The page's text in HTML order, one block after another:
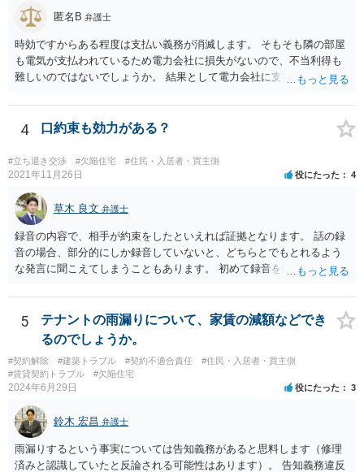
匿名B 弁護士
時効ですからある程度は支払い義務が消滅します。 そもそも隣の部屋
も電気が支払われているため電力会社に損失がないので、不当利得も
難しいのではないでしょうか。 結果として電力会社に支払拒絶をする
4 口約束も効力がある？
#立ち退き交渉 #欠陥住宅 #住民・入居者・買主側
2021年11月26日 役にたった 4
草木 良文 弁護士
録音の内容で、相手が約束をしたといえれば証拠となります。 話の録
音の場合、部分的にしか録音していないと、どちらとでもとれるよう
な発言に聞こえてしまうこともあります。 初めて録音を聞いた第三者
5
テナントの雨漏りについて、家賃の減額などでき
るのでしょうか。
#契約解除 #建築トラブル #契約不適合責任
#住民・入居者・買主側
#賃貸契約トラブル
#欠陥住宅
2024年6月29日 役にたった 3
鈴木 宏昌 弁護士
雨漏りするという事実については告知義務があると思料します（修理
済みと認識していたと反論される可能性はあります）。 告知義務違反